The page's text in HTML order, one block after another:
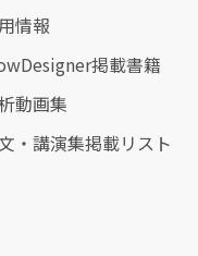
情報
掲載書籍
動画集
・講演集掲載リスト